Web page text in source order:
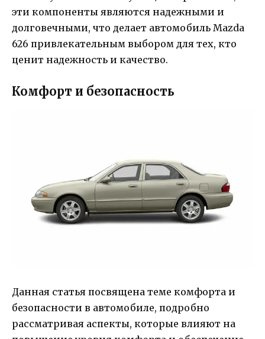
эти компоненты являются надежными и
долговечными, что делает автомобиль Mazda
626 привлекательным выбором для тех, кто
ценит надежность и качество.
Комфорт и безопасность
Данная статья посвящена теме комфорта и
безопасности в автомобиле, подробно
рассматривая аспекты, которые влияют на